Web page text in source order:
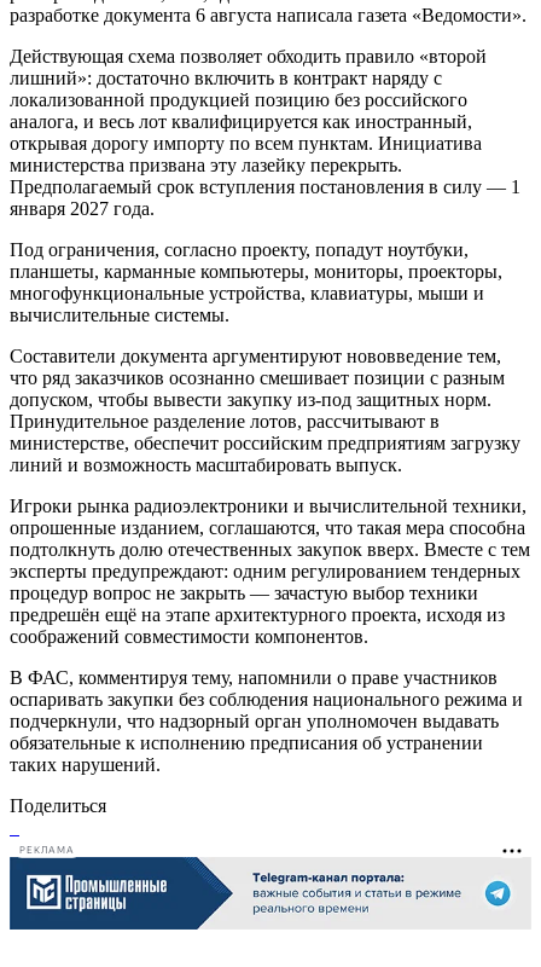
разработке документа 6 августа написала газета «Ведомости».
Действующая схема позволяет обходить правило «второй
лишний»: достаточно включить в контракт наряду с
локализованной продукцией позицию без российского
аналога, и весь лот квалифицируется как иностранный,
открывая дорогу импорту по всем пунктам. Инициатива
министерства призвана эту лазейку перекрыть.
Предполагаемый срок вступления постановления в силу — 1
января 2027 года.
Под ограничения, согласно проекту, попадут ноутбуки,
планшеты, карманные компьютеры, мониторы, проекторы,
многофункциональные устройства, клавиатуры, мыши и
вычислительные системы.
Составители документа аргументируют нововведение тем,
что ряд заказчиков осознанно смешивает позиции с разным
допуском, чтобы вывести закупку из-под защитных норм.
Принудительное разделение лотов, рассчитывают в
министерстве, обеспечит российским предприятиям загрузку
линий и возможность масштабировать выпуск.
Игроки рынка радиоэлектроники и вычислительной техники,
опрошенные изданием, соглашаются, что такая мера способна
подтолкнуть долю отечественных закупок вверх. Вместе с тем
эксперты предупреждают: одним регулированием тендерных
процедур вопрос не закрыть — зачастую выбор техники
предрешён ещё на этапе архитектурного проекта, исходя из
соображений совместимости компонентов.
В ФАС, комментируя тему, напомнили о праве участников
оспаривать закупки без соблюдения национального режима и
подчеркнули, что надзорный орган уполномочен выдавать
обязательные к исполнению предписания об устранении
таких нарушений.
Поделиться
РЕКЛАМА